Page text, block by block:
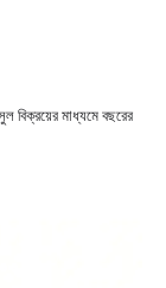
বিক্রয়ের মাধ্যমে বছরের